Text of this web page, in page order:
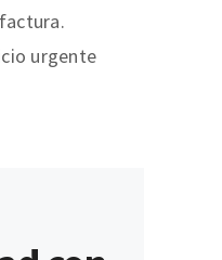
urgente